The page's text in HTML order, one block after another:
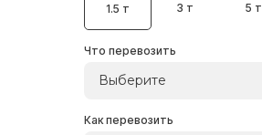
1.5 т 3 т 5 т
Что перевозить
Выберите
Как перевозить